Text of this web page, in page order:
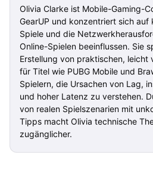
Olivia Clarke ist Mobile-Gaming-
GearUP und konzentriert sich
Spiele und die
Online-Spielen beeinflussen. Sie
Erstellung von praktischen, leicht
für Titel wie PUBG Mobile und
Spielern, die Ursachen von Lag,
und hoher Latenz zu verstehen.
von realen Spielszenarien mit
Tipps macht Olivia technische
zugänglicher.